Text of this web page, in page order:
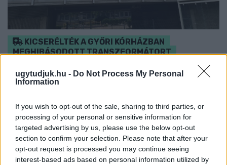
ugytudjuk.hu - Do Not Process My Personal
Information
If you wish to opt-out of the sale, sharing to third parties, or
processing of your personal or sensitive information for
targeted advertising by us, please use the below opt-out
section to confirm your selection. Please note that after your
opt-out request is processed you may continue seeing
interest-based ads based on personal information utilized by
KICSERÉLTÉK A GYŐRI KÓRHÁZBAN
MEGHIBÁSODOTT TRANSZFORMÁTORT
Megkezdték az elhalasztott egészségügyi ellátásokat.